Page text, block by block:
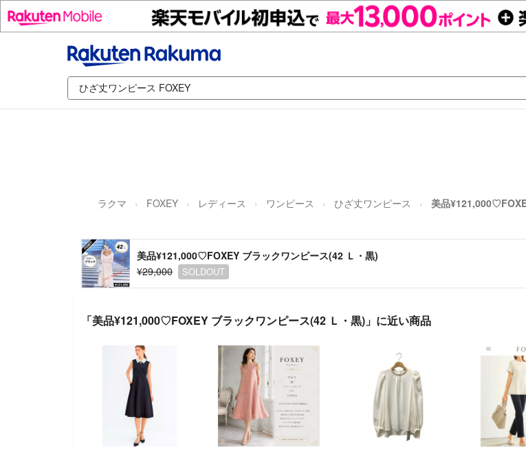
ラクマ FOXEY レディース ワンピース ひざ丈ワンピース 美品
美品¥121,000♡FOXEY ブラックワンピース(42 Ｌ・黒)
¥29,000
SOLDOUT
「美品¥121,000♡FOXEY ブラックワンピース(42 Ｌ・黒)」に近い商品